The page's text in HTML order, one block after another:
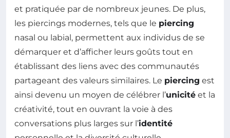
et pratiquée par de nombreux jeunes. De plus,
les piercings modernes, tels que le piercing
nasal ou labial, permettent aux individus de se
démarquer et d’afficher leurs goûts tout en
établissant des liens avec des communautés
partageant des valeurs similaires. Le piercing est
ainsi devenu un moyen de célébrer l’unicité et la
créativité, tout en ouvrant la voie à des
conversations plus larges sur l’identité